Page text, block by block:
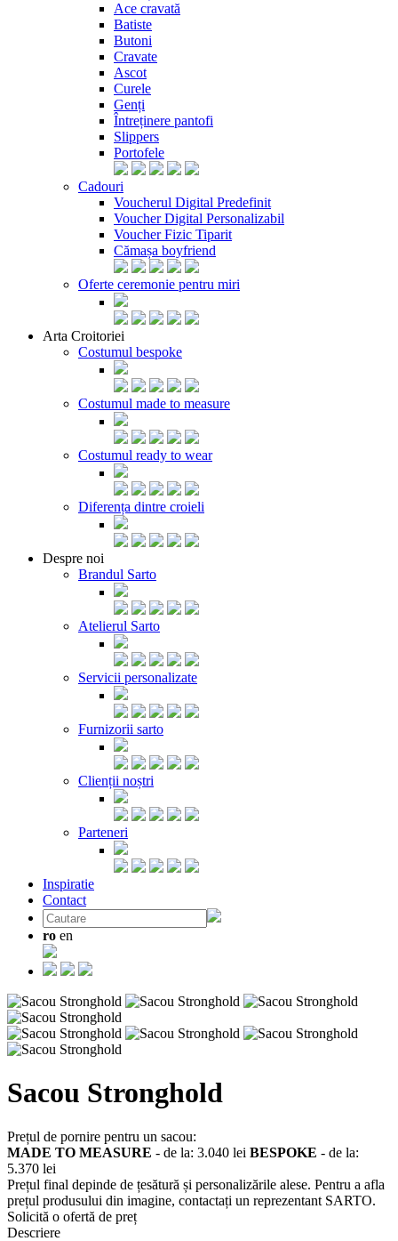
Ace cravată
Batiste
Butoni
Cravate
Ascot
Curele
Genți
Întreținere pantofi
Slippers
Portofele
Cadouri
Voucherul Digital Predefinit
Voucher Digital Personalizabil
Voucher Fizic Tiparit
Cămașa boyfriend
Oferte ceremonie pentru miri
Arta Croitoriei
Costumul bespoke
Costumul made to measure
Costumul ready to wear
Diferența dintre croieli
Despre noi
Brandul Sarto
Atelierul Sarto
Servicii personalizate
Furnizorii sarto
Clienții noștri
Parteneri
Inspiratie
Contact
ro en
Sacou Stronghold
Prețul de pornire pentru un sacou:
MADE TO MEASURE - de la: 3.040 lei BESPOKE - de la:
5.370 lei
Prețul final depinde de țesătură și personalizările alese. Pentru a afla
prețul produsului din imagine, contactați un reprezentant SARTO.
Solicită o ofertă de preț
Descriere